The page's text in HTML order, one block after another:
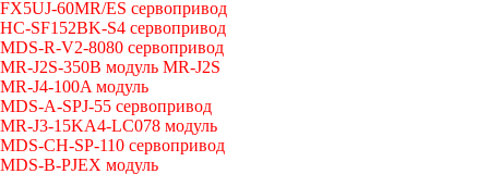
FX5UJ-60MR/ES сервопривод
HC-SF152BK-S4 сервопривод
MDS-R-V2-8080 сервопривод
MR-J2S-350B модуль MR-J2S
MR-J4-100A модуль
MDS-A-SPJ-55 сервопривод
MR-J3-15KA4-LC078 модуль
MDS-CH-SP-110 сервопривод
MDS-B-PJEX модуль